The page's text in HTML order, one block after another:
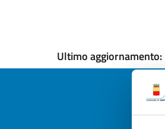
Ultimo aggiornamento: